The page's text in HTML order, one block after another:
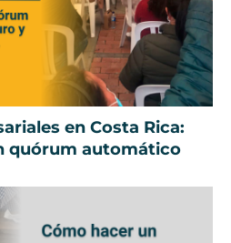
en Costa Rica:
quórum automático